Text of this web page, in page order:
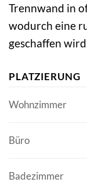
Trennwand in
wodurch eine
geschaffen
PLATZIERUNG
Wohnzimmer
Büro
Badezimmer